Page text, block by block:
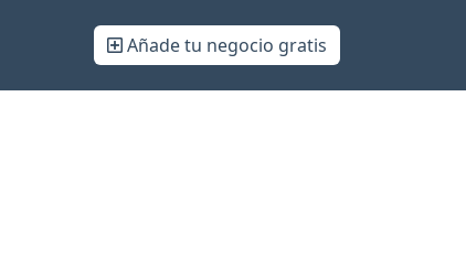
Añade tu negocio gratis